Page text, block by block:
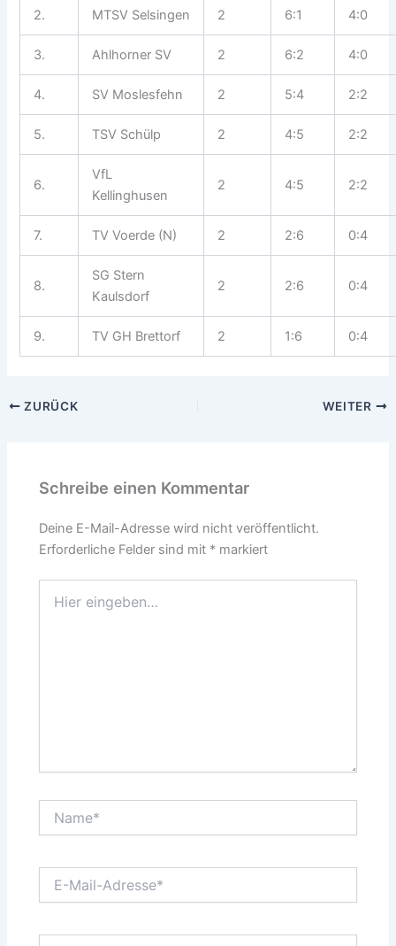
2. MTSV Selsingen 2 6:1 4:0
3. Ahlhorner SV 2 6:2 4:0
4. SV Moslesfehn 2 5:4 2:2
5. TSV Schülp 2 4:5 2:2
6.
VfL
Kellinghusen
2 4:5 2:2
7. TV Voerde (N) 2 2:6 0:4
8.
SG Stern
Kaulsdorf
2 2:6 0:4
9. TV GH Brettorf 2 1:6 0:4
ZURÜCK WEITER
Schreibe einen Kommentar
Deine E-Mail-Adresse wird nicht veröffentlicht.
Erforderliche Felder sind mit * markiert
eingeben…
Mail-